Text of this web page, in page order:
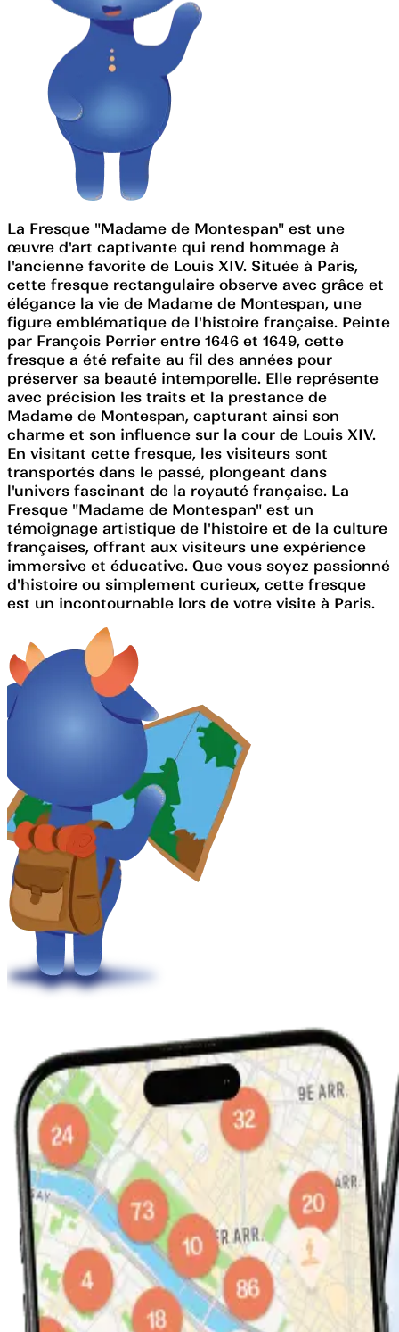
La Fresque "Madame de Montespan" est une
œuvre d'art captivante qui rend hommage à
l'ancienne favorite de Louis XIV. Située à Paris,
cette fresque rectangulaire observe avec grâce et
élégance la vie de Madame de Montespan, une
figure emblématique de l'histoire française. Peinte
par François Perrier entre 1646 et 1649, cette
fresque a été refaite au fil des années pour
préserver sa beauté intemporelle. Elle représente
avec précision les traits et la prestance de
Madame de Montespan, capturant ainsi son
charme et son influence sur la cour de Louis XIV.
En visitant cette fresque, les visiteurs sont
transportés dans le passé, plongeant dans
l'univers fascinant de la royauté française. La
Fresque "Madame de Montespan" est un
témoignage artistique de l'histoire et de la culture
françaises, offrant aux visiteurs une expérience
immersive et éducative. Que vous soyez passionné
d'histoire ou simplement curieux, cette fresque
est un incontournable lors de votre visite à Paris.